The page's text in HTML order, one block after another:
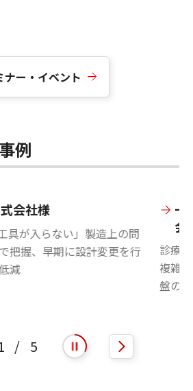
ナー・イベント
例
会社様
具が入らない」製造上の問
把握、早期に設計変更を行
減
一
会
診療
複雑
盤の
/ 5 自動再生を開始
自動再生を停止